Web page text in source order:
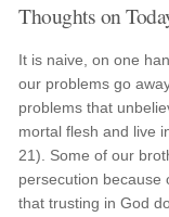
Thoughts on
It is naive, on one
our problems go
problems that
mortal flesh and live
21). Some of our
persecution because
that trusting in God